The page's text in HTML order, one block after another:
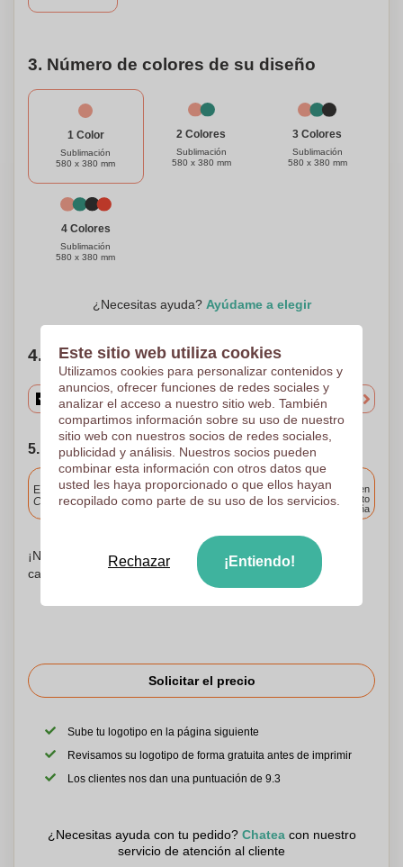
seres queridos con un toque personalizado.
3. Número de colores de su diseño
1 Color
Sublimación
580 x 380 mm
2 Colores
Sublimación
580 x 380 mm
3 Colores
Sublimación
580 x 380 mm
4 Colores
Sublimación
580 x 380 mm
¿Necesitas ayuda? Ayúdame a elegir
4. Elige tu cantidad
5. Elija su fecha de envío
Incluido
Entrega estándar
Cargue y apruebe sus archivos antes de las 9.30 a.m.
Entrega en
cualquier punto
de España
¡No te preocupes! Simplemente suba sus archivos a la
canasta de compras
Solicitar el precio
Sube tu logotipo en la página siguiente
Revisamos su logotipo de forma gratuita antes de imprimir
Los clientes nos dan una puntuación de 9.3
¿Necesitas ayuda con tu pedido? Chateacon nuestro
servicio de atención al cliente
Este sitio web utiliza cookies
Utilizamos cookies para personalizar contenidos y
anuncios, ofrecer funciones de redes sociales y
analizar el acceso a nuestro sitio web. También
compartimos información sobre su uso de nuestro
sitio web con nuestros socios de redes sociales,
publicidad y análisis. Nuestros socios pueden
combinar esta información con otros datos que
usted les haya proporcionado o que ellos hayan
recopilado como parte de su uso de los servicios.
Rechazar ¡Entiendo!